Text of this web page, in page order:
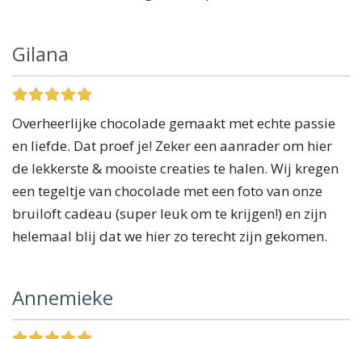
Gilana
Overheerlijke chocolade gemaakt met echte passie
en liefde. Dat proef je! Zeker een aanrader om hier
de lekkerste & mooiste creaties te halen. Wij kregen
een tegeltje van chocolade met een foto van onze
bruiloft cadeau (super leuk om te krijgen!) en zijn
helemaal blij dat we hier zo terecht zijn gekomen.
Annemieke